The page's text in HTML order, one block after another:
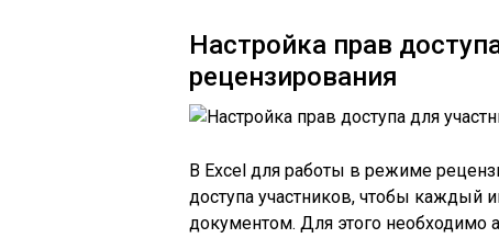
Настройка прав
рецензирования
В Excel для работы в режиме
доступа участников, чтобы
документом. Для этого необходимо